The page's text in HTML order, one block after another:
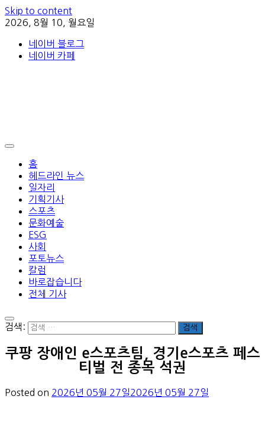
Skip to content
2026, 8월 10, 월요일
네이버 블로그
네이버 카페
홈
헤드라인 뉴스
일자리
기획기사
스포츠
문화예술
ESG
사회
포토뉴스
칼럼
바로잡습니다
전체 기사
검색:
쿠팡 장애인 e스포츠팀, 경기e스포츠 페스
티벌 전 종목 석권
Posted on 2026년 05월 27일2026년 05월 27일